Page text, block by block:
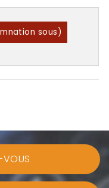
sous)
VOUS